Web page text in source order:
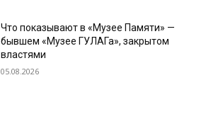
Что показывают в «Музее Памяти» —
бывшем «Музее ГУЛАГа», закрытом
властями
05.08.2026